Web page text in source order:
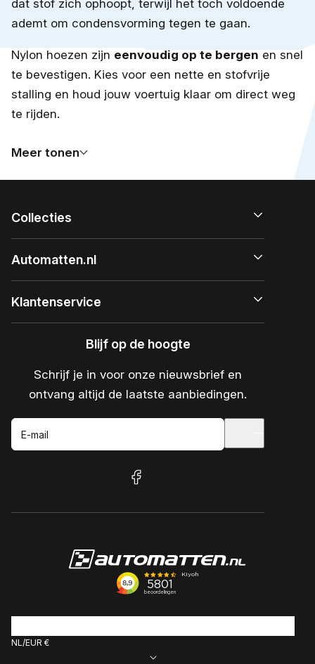
dat stof zich ophoopt, terwijl het toch voldoende
ademt om condensvorming tegen te gaan.
Nylon hoezen zijn eenvoudig op te bergen en snel
te bevestigen. Kies voor een nette en stofvrije
stalling en houd jouw voertuig klaar om direct weg
te rijden.
Meer tonen
Collecties
Automatten.nl
Klantenservice
Blijf op de hoogte
Schrijf je in voor onze nieuwsbrief en
ontvang altijd de laatste aanbiedingen.
E-mail
facebook
NL EUR €